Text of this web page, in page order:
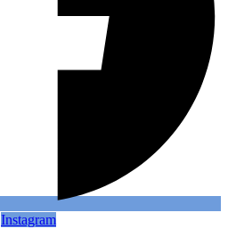
Instagram